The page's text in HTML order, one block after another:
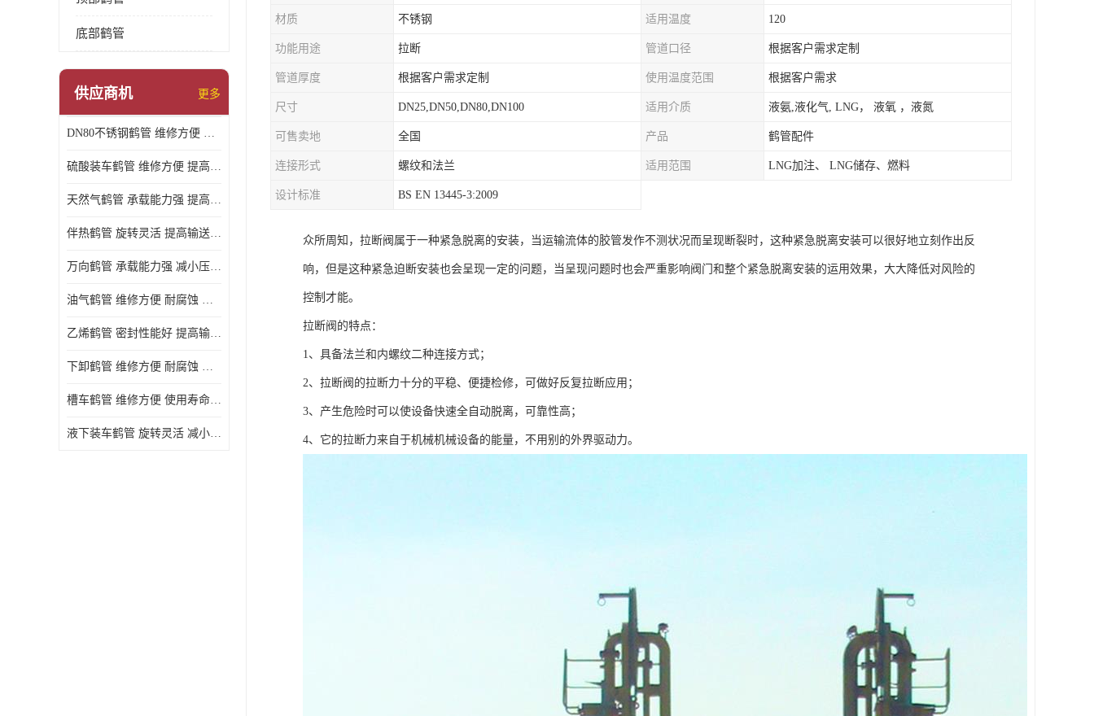
底部鹤管
供应商机 更多
DN80不锈钢鹤管 维修方便 提高输送效率
硫酸装车鹤管 维修方便 提高输送效率
天然气鹤管 承载能力强 提高输送效率
伴热鹤管 旋转灵活 提高输送效率
万向鹤管 承载能力强 减小压力损失
油气鹤管 维修方便 耐腐蚀 耐高温
乙烯鹤管 密封性能好 提高输送效率
下卸鹤管 维修方便 耐腐蚀 耐高温
槽车鹤管 维修方便 使用寿命较长
液下装车鹤管 旋转灵活 减小压力损失
材质 不锈钢 适用温度 120
功能用途 拉断 管道口径 根据客户需求定制
管道厚度 根据客户需求定制 使用温度范围 根据客户需求
尺寸 DN25,DN50,DN80,DN100 适用介质 液氨,液化气, LNG， 液氧 ，液氮
可售卖地 全国 产品 鹤管配件
连接形式 螺纹和法兰 适用范围 LNG加注、 LNG储存、燃料
设计标准 BS EN 13445-3:2009
众所周知，拉断阀属于一种紧急脱离的安装，当运输流体的胶管发作不测状况而呈现断裂时，这种紧急脱离安装可以很好地立刻作出反
响，但是这种紧急迫断安装也会呈现一定的问题，当呈现问题时也会严重影响阀门和整个紧急脱离安装的运用效果，大大降低对风险的
控制才能。
拉断阀的特点：
1、具备法兰和内螺纹二种连接方式；
2、拉断阀的拉断力十分的平稳、便捷检修，可做好反复拉断应用；
3、产生危险时可以使设备快速全自动脱离，可靠性高；
4、它的拉断力来自于机械机械设备的能量，不用别的外界驱动力。